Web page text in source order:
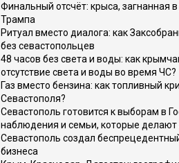
Финальный отсчёт: крыса, загнанная
Трампа
Ритуал вместо диалога: как
без севастопольцев
48 часов без света и воды: как
отсутствие света и воды во время ЧС?
Газ вместо бензина: как топливный
Севастополя?
Севастополь готовится к выборам в
наблюдения и семьи, которые делают
Севастополь создал
бизнеса